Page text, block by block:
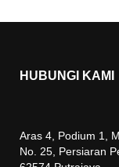
HUBUNGI KAMI
Aras 4, Podium 1,
No. 25, Persiaran